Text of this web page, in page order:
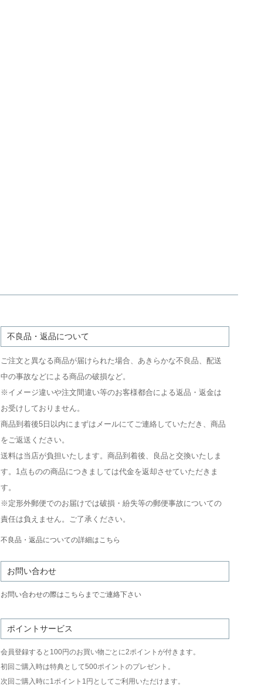
不良品・返品について
ご注文と異なる商品が届けられた場合、あきらかな不良品、配送
中の事故などによる商品の破損など。
※イメージ違いや注文間違い等のお客様都合による返品・返金は
お受けしておりません。
商品到着後5日以内にまずはメールにてご連絡していただき、商品
をご返送ください。
送料は当店が負担いたします。商品到着後、良品と交換いたしま
す。1点ものの商品につきましては代金を返却させていただきま
す。
※定形外郵便でのお届けでは破損・紛失等の郵便事故についての
責任は負えません。ご了承ください。
不良品・返品についての詳細はこちら
お問い合わせ
お問い合わせの際はこちらまでご連絡下さい
ポイントサービス
会員登録すると100円のお買い物ごとに2ポイントが付きます。
初回ご購入時は特典として500ポイントのプレゼント。
次回ご購入時に1ポイント1円としてご利用いただけます。